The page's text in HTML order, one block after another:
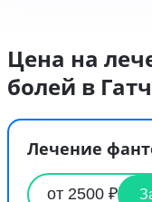
Цена на
болей в
Лечение
от 2500 ₽